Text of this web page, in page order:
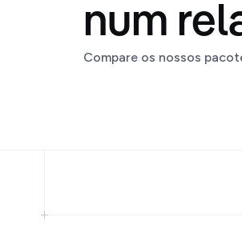
num
Compare os nossos